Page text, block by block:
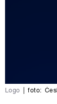
Logo foto: